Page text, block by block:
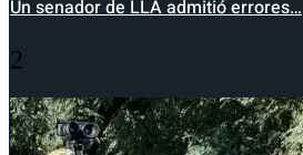
Un senador de LLA admitió errores…
2